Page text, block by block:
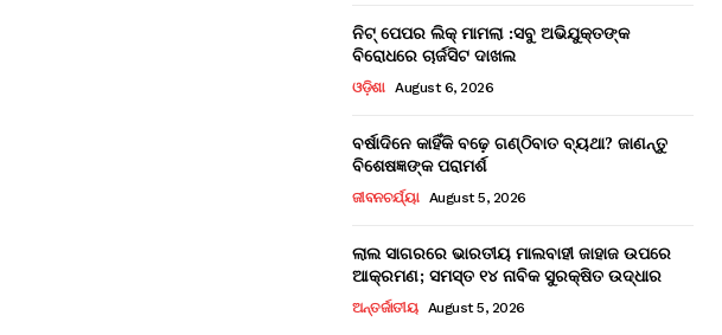
ନିଟ୍ ପେପର ଲିକ୍ ମାମଲା :ସବୁ ଅଭିଯୁକ୍ତଙ୍କ
ବିରୋଧରେ ଚାର୍ଜସିଟ ଦାଖଲ
ଓଡ଼ିଶା August 6, 2026
ବର୍ଷାଦିନେ କାହିଁକି ବଢ଼େ ଗଣ୍ଠିବାତ ବ୍ୟଥା? ଜାଣନ୍ତୁ
ବିଶେଷଜ୍ଞଙ୍କ ପରାମର୍ଶ
ଜୀବନଚର୍ଯ୍ୟା August 5, 2026
ଲାଲ ସାଗରରେ ଭାରତୀୟ ମାଲବାହୀ ଜାହାଜ ଉପରେ
ଆକ୍ରମଣ; ସମସ୍ତ ୧୪ ନାବିକ ସୁରକ୍ଷିତ ଉଦ୍ଧାର
ଅନ୍ତର୍ଜାତୀୟ August 5, 2026